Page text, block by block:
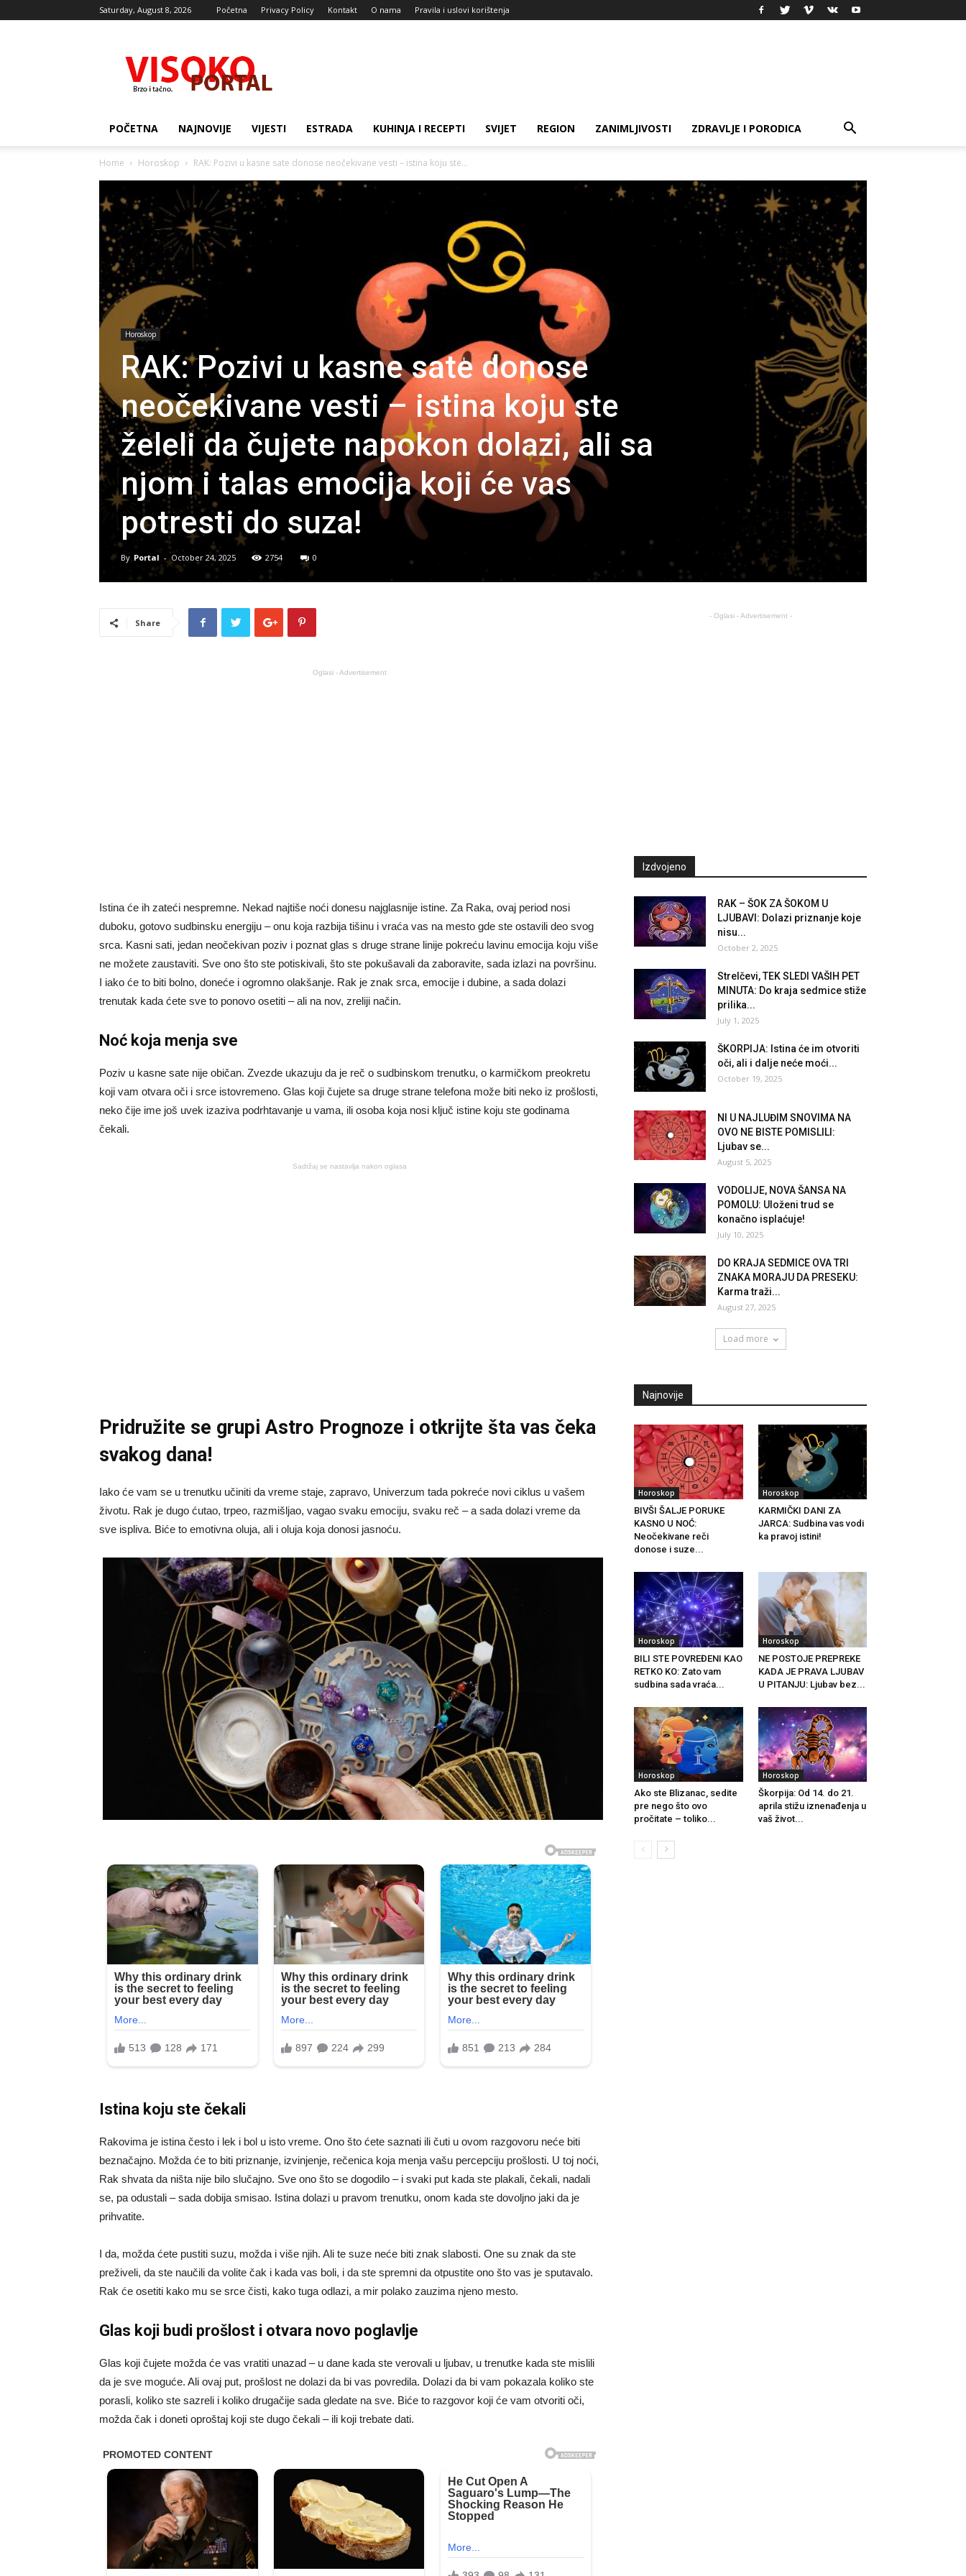
Saturday, August 8, 2026 Početna Privacy Policy Kontakt O nama Pravila i uslovi korištenja
portal
POČETNA NAJNOVIJE VIJESTI ESTRADA KUHINJA I RECEPTI SVIJET REGION ZANIMLJIVOSTI ZDRAVLJE I PORODICA
Home Horoskop RAK: Pozivi u kasne sate donose neočekivane vesti – istina koju ste...
Horoskop
RAK: Pozivi u kasne sate donose
neočekivane vesti – istina koju ste
želeli da čujete napokon dolazi, ali sa
njom i talas emocija koji će vas
potresti do suza!
By Portal - October 24, 2025 2754 0
Share
Oglasi - Advertisement
Istina će ih zateći nespremne. Nekad najtiše noći donesu najglasnije istine. Za Raka, ovaj period nosi
duboku, gotovo sudbinsku energiju – onu koja razbija tišinu i vraća vas na mesto gde ste ostavili deo svog
srca. Kasni sati, jedan neočekivan poziv i poznat glas s druge strane linije pokreću lavinu emocija koju više
ne možete zaustaviti. Sve ono što ste potiskivali, što ste pokušavali da zaboravite, sada izlazi na površinu.
I iako će to biti bolno, doneće i ogromno olakšanje. Rak je znak srca, emocije i dubine, a sada dolazi
trenutak kada ćete sve to ponovo osetiti – ali na nov, zreliji način.
Noć koja menja sve
Poziv u kasne sate nije običan. Zvezde ukazuju da je reč o sudbinskom trenutku, o karmičkom preokretu
koji vam otvara oči i srce istovremeno. Glas koji čujete sa druge strane telefona može biti neko iz prošlosti,
neko čije ime još uvek izaziva podrhtavanje u vama, ili osoba koja nosi ključ istine koju ste godinama
čekali.
Sadržaj se nastavlja nakon oglasa
Pridružite se grupiAstro Prognoze i otkrijte šta vas čeka
svakog dana!
Iako će vam se u trenutku učiniti da vreme staje, zapravo, Univerzum tada pokreće novi ciklus u vašem
životu. Rak je dugo ćutao, trpeo, razmišljao, vagao svaku emociju, svaku reč – a sada dolazi vreme da
sve ispliva. Biće to emotivna oluja, ali i oluja koja donosi jasnoću.
Istina koju ste čekali
Rakovima je istina često i lek i bol u isto vreme. Ono što ćete saznati ili čuti u ovom razgovoru neće biti
beznačajno. Možda će to biti priznanje, izvinjenje, rečenica koja menja vašu percepciju prošlosti. U toj noći,
Rak shvata da ništa nije bilo slučajno. Sve ono što se dogodilo – i svaki put kada ste plakali, čekali, nadali
se, pa odustali – sada dobija smisao. Istina dolazi u pravom trenutku, onom kada ste dovoljno jaki da je
prihvatite.
I da, možda ćete pustiti suzu, možda i više njih. Ali te suze neće biti znak slabosti. One su znak da ste
preživeli, da ste naučili da volite čak i kada vas boli, i da ste spremni da otpustite ono što vas je sputavalo.
Rak će osetiti kako mu se srce čisti, kako tuga odlazi, a mir polako zauzima njeno mesto.
Glas koji budi prošlost i otvara novo poglavlje
Glas koji čujete možda će vas vratiti unazad – u dane kada ste verovali u ljubav, u trenutke kada ste mislili
da je sve moguće. Ali ovaj put, prošlost ne dolazi da bi vas povredila. Dolazi da bi vam pokazala koliko ste
porasli, koliko ste sazreli i koliko drugačije sada gledate na sve. Biće to razgovor koji će vam otvoriti oči,
možda čak i doneti oproštaj koji ste dugo čekali – ili koji trebate dati.
- Oglasi - Advertisement -
Izdvojeno
RAK – ŠOK ZA ŠOKOM U
LJUBAVI: Dolazi priznanje koje
nisu...
October 2, 2025
Strelčevi, TEK SLEDI VAŠIH PET
MINUTA: Do kraja sedmice stiže
prilika...
July 1, 2025
ŠKORPIJA: Istina će im otvoriti
oči, ali i dalje neće moći...
October 19, 2025
NI U NAJLUĐIM SNOVIMA NA
OVO NE BISTE POMISLILI:
Ljubav se...
August 5, 2025
VODOLIJE, NOVA ŠANSA NA
POMOLU: Uloženi trud se
konačno isplaćuje!
July 10, 2025
DO KRAJA SEDMICE OVA TRI
ZNAKA MORAJU DA PRESEKU:
Karma traži...
August 27, 2025
Load more
Najnovije
Horoskop
BIVŠI ŠALJE PORUKE
KASNO U NOĆ:
Neočekivane reči
donose i suze...
Horoskop
KARMIČKI DANI ZA
JARCA: Sudbina vas vodi
ka pravoj istini!
Horoskop
BILI STE POVREĐENI KAO
RETKO KO: Zato vam
sudbina sada vraća...
Horoskop
NE POSTOJE PREPREKE
KADA JE PRAVA LJUBAV
U PITANJU: Ljubav bez...
Horoskop
Ako ste Blizanac, sedite
pre nego što ovo
pročitate – toliko...
Horoskop
Škorpija: Od 14. do 21.
aprila stižu iznenađenja u
vaš život...